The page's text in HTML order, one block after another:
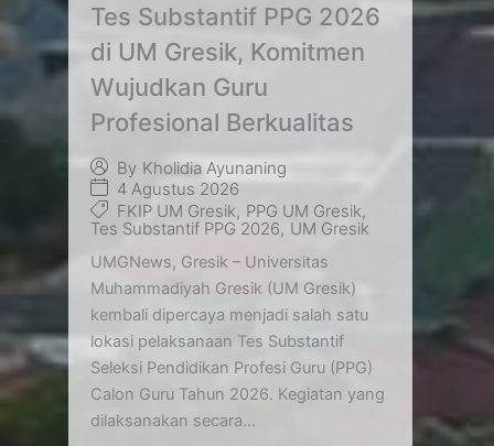
Tes Substantif PPG 2026
di UM Gresik, Komitmen
Wujudkan Guru
Profesional Berkualitas
By Kholidia Ayunaning
4 Agustus 2026
FKIP UM Gresik, PPG UM Gresik,
Tes Substantif PPG 2026, UM Gresik
UMGNews, Gresik – Universitas
Muhammadiyah Gresik (UM Gresik)
kembali dipercaya menjadi salah satu
lokasi pelaksanaan Tes Substantif
Seleksi Pendidikan Profesi Guru (PPG)
Calon Guru Tahun 2026. Kegiatan yang
dilaksanakan secara...